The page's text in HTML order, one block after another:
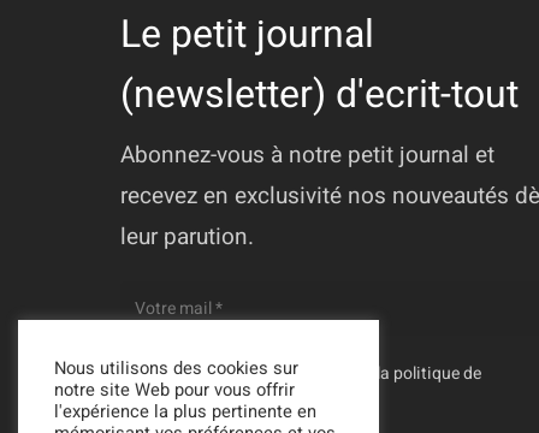
Le petit journal
(newsletter) d'ecrit-tout
Abonnez-vous à notre petit journal et
recevez en exclusivité nos nouveautés
leur parution.
En vous inscrivant, vous acceptez la politique de
confidentialitéde Ecrit-Tout
Nous utilisons des cookies sur
notre site Web pour vous offrir
l'expérience la plus pertinente en